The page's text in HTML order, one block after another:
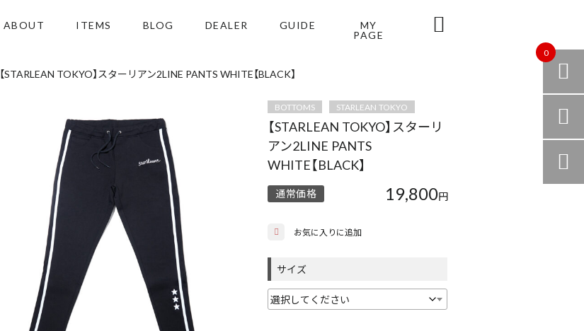
ABOUT ITEMS BLOG DEALER GUIDE MY
PAGE 
【STARLEAN TOKYO】スターリアン2LINE PANTS WHITE【BLACK】
BOTTOMS STARLEAN TOKYO
【STARLEAN TOKYO】スターリ
アン2LINE PANTS
WHITE【BLACK】
通常価格 19,800円
お気に入りに追加
サイズ
0


